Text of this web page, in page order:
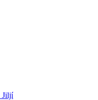
Jiljí